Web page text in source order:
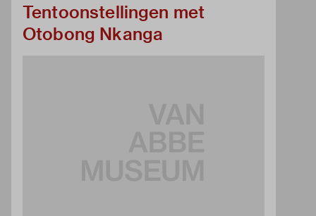
Tentoonstellingen met
Otobong Nkanga